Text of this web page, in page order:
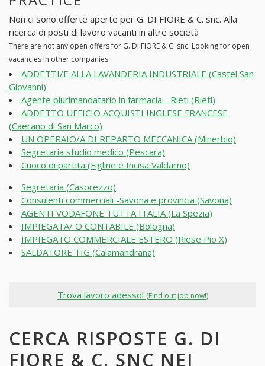
Non ci sono offerte aperte per G. DI FIORE & C. snc. Alla
ricerca di posti di lavoro vacanti in altre società
There are not any open offers for G. DI FIORE & C. snc. Looking for open
vacancies in other companies
ADDETTI/E ALLA LAVANDERIA INDUSTRIALE (Castel San
Giovanni)
Agente plurimandatario in farmacia - Rieti (Rieti)
ADDETTO UFFICIO ACQUISTI INGLESE FRANCESE
(Caerano di San Marco)
UN OPERAIO/A DI REPARTO MECCANICA (Minerbio)
Segretaria studio medico (Pescara)
Cuoco di partita (Figline e Incisa Valdarno)
Segretaria (Casorezzo)
Consulenti commerciali -Savona e provincia (Savona)
AGENTI VODAFONE TUTTA ITALIA (La Spezia)
IMPIEGATA/ O CONTABILE (Bologna)
IMPIEGATO COMMERCIALE ESTERO (Riese Pio X)
SALDATORE TIG (Calamandrana)
Trova lavoro adesso! (Find out job now!)
CERCA RISPOSTE G. DI
FIORE & C. SNC NEI